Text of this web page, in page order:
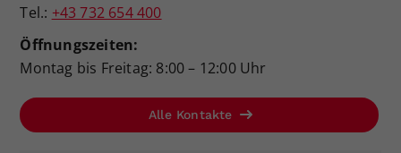
Tel.: +43 732 654 400
Öffnungszeiten:
Montag bis Freitag: 8:00 – 12:00 Uhr
Alle Kontakte